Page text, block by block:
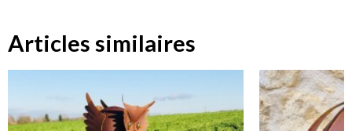
Articles similaires